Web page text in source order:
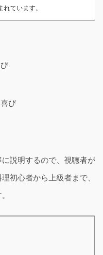
ています。
び
説明するので、視聴者が
初心者から上級者まで、